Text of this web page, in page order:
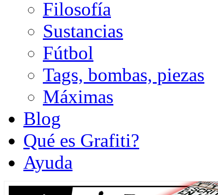
Filosofía
Sustancias
Fútbol
Tags, bombas, piezas
Máximas
Blog
Qué es Grafiti?
Ayuda